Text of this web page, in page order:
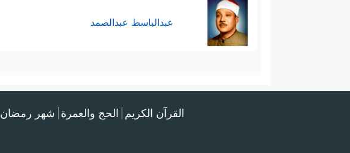
عبدالباسط عبدالصمد
القرآن الكريم الحج والعمرة شهر رمضان